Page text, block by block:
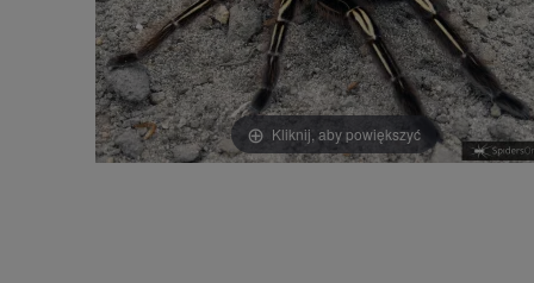
Kliknij, aby powiększyć